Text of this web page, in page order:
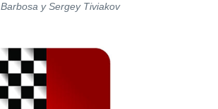
Barbosa y Sergey Tiviakov